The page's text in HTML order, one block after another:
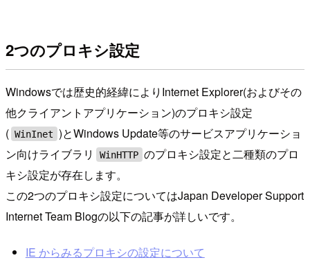
2つのプロキシ設定
Windowsでは歴史的経緯によりInternet Explorer(およびその
他クライアントアプリケーション)のプロキシ設定
( WinInet )とWindows Update等のサービスアプリケーショ
ン向けライブラリ
WinHTTP のプロキシ設定と二種類のプロ
キシ設定が存在します。
この2つのプロキシ設定についてはJapan Developer Support
Internet Team Blogの以下の記事が詳しいです。
IE からみるプロキシの設定について